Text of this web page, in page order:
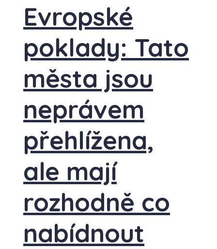
Evropské
poklady: Tato
města jsou
neprávem
přehlížena,
ale mají
rozhodně co
nabídnout